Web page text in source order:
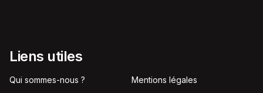
Liens utiles
Qui sommes-nous ? Mentions légales